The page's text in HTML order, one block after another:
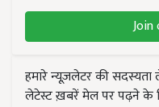
Join
हमारे न्यूज़लेटर की
लेटेस्ट ख़बरें मेल पर पढ़ने के